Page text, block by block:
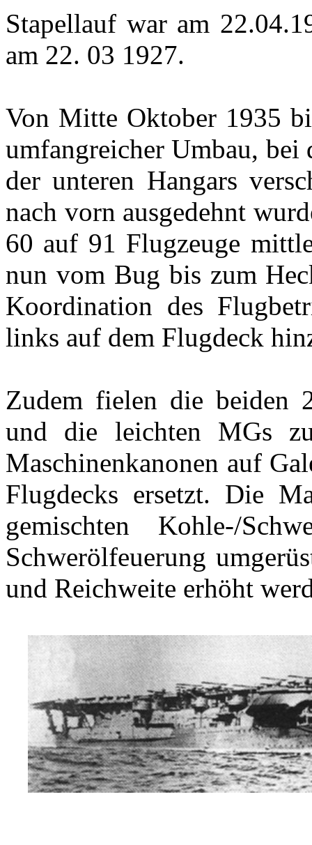
Stapellauf war am
am 22. 03 1927.
Von Mitte Oktober 1935
umfangreicher Umbau, bei
der unteren Hangars
nach vorn ausgedehnt
60 auf 91 Flugzeuge
nun vom Bug bis zum
Koordination des
links auf dem Flugdeck
Zudem fielen die beiden
und die leichten MGs
Maschinenkanonen auf
Flugdecks ersetzt. Die
gemischten Kohle-/
Schwerölfeuerung
und Reichweite erhöht